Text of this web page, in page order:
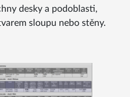
desky a podoblasti,
sloupu nebo stěny.